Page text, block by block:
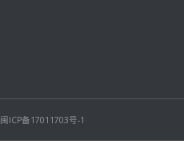
闽ICP备17011703号-1